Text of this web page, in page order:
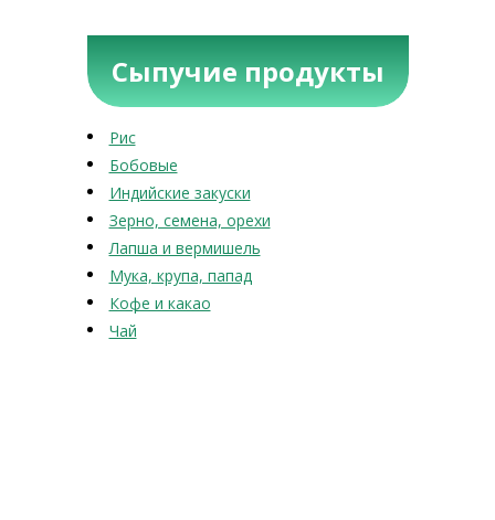
Сыпучие продукты
Рис
Бобовые
Индийские закуски
Зерно, семена, орехи
Лапша и вермишель
Мука, крупа, папад
Кофе и какао
Чай